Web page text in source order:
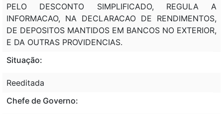
PELO DESCONTO SIMPLIFICADO, REGULA A
INFORMACAO, NA DECLARACAO DE RENDIMENTOS,
DE DEPOSITOS MANTIDOS EM BANCOS NO EXTERIOR,
E DA OUTRAS PROVIDENCIAS.
Situação:
Reeditada
Chefe de Governo: